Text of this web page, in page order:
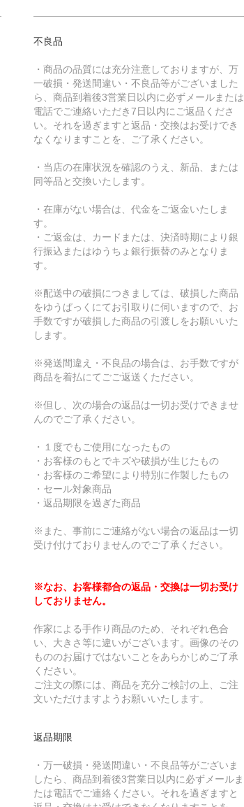
不良品
・商品の品質には充分注意しておりますが、万
一破損・発送間違い・不良品等がございました
ら、商品到着後3営業日以内に必ずメールまたは
電話でご連絡いただき7日以内にご返品くださ
い。それを過ぎますと返品・交換はお受けでき
なくなりますことを、ご了承ください。
・当店の在庫状況を確認のうえ、新品、または
同等品と交換いたします。
・在庫がない場合は、代金をご返金いたしま
す。
・ご返金は、カードまたは、決済時期により銀
行振込またはゆうちょ銀行振替のみとなりま
す。
※配送中の破損につきましては、破損した商品
をゆうぱっくにてお引取りに伺いますので、お
手数ですが破損した商品の引渡しをお願いいた
します。
※発送間違え・不良品の場合は、お手数ですが
商品を着払にてごご返送くたださい。
※但し、次の場合の返品は一切お受けできませ
んのでご了承ください。
・１度でもご使用になったもの
・お客様のもとでキズや破損が生じたもの
・お客様のご希望により特別に作製したもの
・セール対象商品
・返品期限を過ぎた商品
※また、事前にご連絡がない場合の返品は一切
受け付けておりませんのでご了承ください。
※なお、お客様都合の返品・交換は一切お受け
しておりません。
作家による手作り商品のため、それぞれ色合
い、大きさ等に違いがございます。画像のその
もののお届けではないことをあらかじめご了承
ください。
ご注文の際には、商品を充分ご検討の上、ご注
文いただけますようお願いいたします。
返品期限
・万一破損・発送間違い・不良品等がございま
したら、商品到着後3営業日以内に必ずメールま
たは電話でご連絡ください。それを過ぎますと